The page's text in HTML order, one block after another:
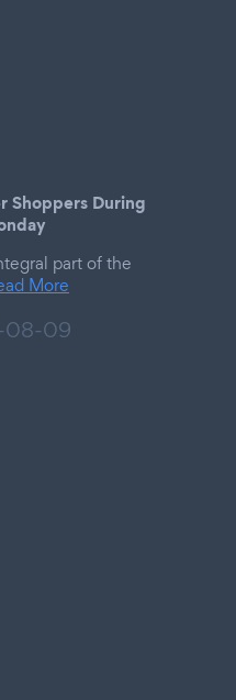
Shoppers During
part of the
More
08-09